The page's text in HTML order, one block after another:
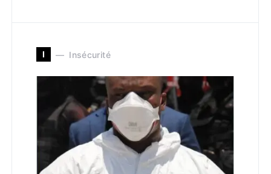
I Insécurité